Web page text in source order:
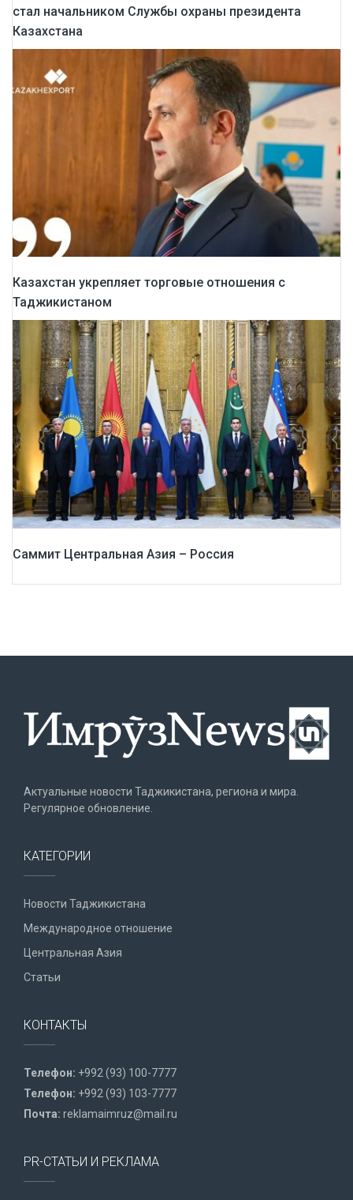
стал начальником Службы охраны президента
Казахстана
Казахстан укрепляет торговые отношения с
Таджикистаном
Саммит Центральная Азия – Россия
Актуальные новости Таджикистана, региона и мира.
Регулярное обновление.
КАТЕГОРИИ
Новости Таджикистана
Международное отношение
Центральная Азия
Статьи
КОНТАКТЫ
Телефон: +992 (93) 100-7777
Телефон: +992 (93) 103-7777
Почта: reklamaimruz@mail.ru
PR-СТАТЬИ И РЕКЛАМА